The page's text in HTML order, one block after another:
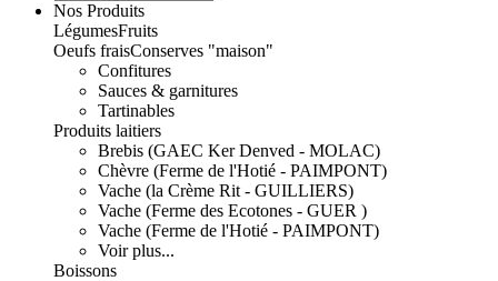
Nos Produits
LégumesFruits
Oeufs fraisConserves "maison"
Confitures
Sauces & garnitures
Tartinables
Produits laitiers
Brebis (GAEC Ker Denved - MOLAC)
Chèvre (Ferme de l'Hotié - PAIMPONT)
Vache (la Crème Rit - GUILLIERS)
Vache (Ferme des Ecotones - GUER )
Vache (Ferme de l'Hotié - PAIMPONT)
Voir plus...
Boissons